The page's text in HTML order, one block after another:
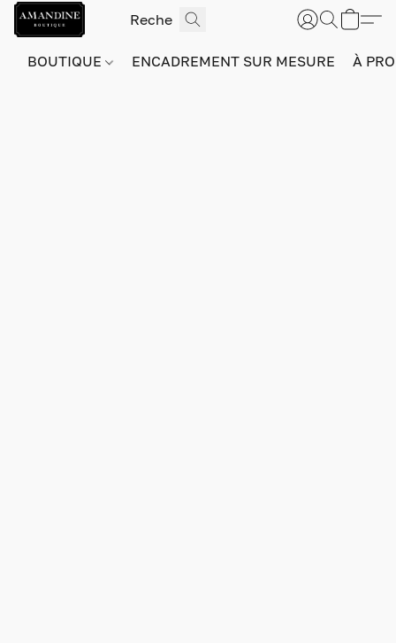
BOUTIQUE ENCADREMENT SUR MESURE À